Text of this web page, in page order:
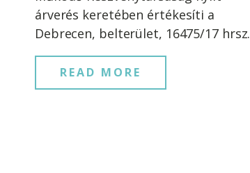
árverés keretében értékesíti a
Debrecen, belterület, 16475/17 hrsz.
READ MORE